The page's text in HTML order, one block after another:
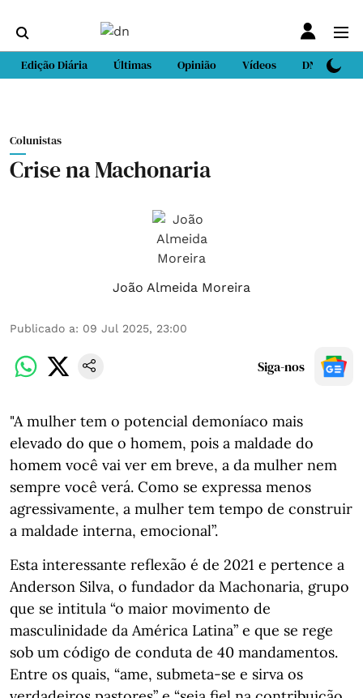
Edição Diária Últimas Opinião Vídeos DN Sport
Colunistas
Crise na Machonaria
João Almeida Moreira
Publicado a: 09 Jul 2025, 23:00
Siga-nos
"A mulher tem o potencial demoníaco mais
elevado do que o homem, pois a maldade do
homem você vai ver em breve, a da mulher nem
sempre você verá. Como se expressa menos
agressivamente, a mulher tem tempo de construir
a maldade interna, emocional”.
Esta interessante reflexão é de 2021 e pertence a
Anderson Silva, o fundador da Machonaria, grupo
que se intitula “o maior movimento de
masculinidade da América Latina” e que se rege
sob um código de conduta de 40 mandamentos.
Entre os quais, “ame, submeta-se e sirva os